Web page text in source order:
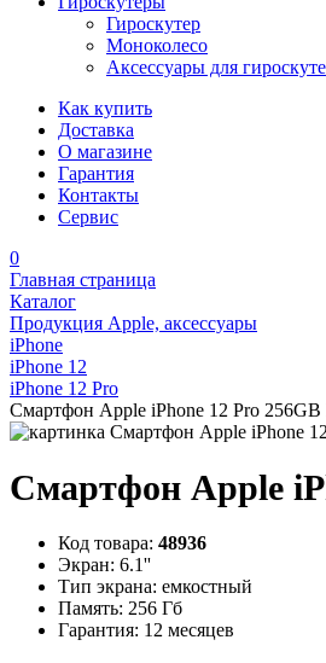
Гироскутер
Моноколесо
Аксессуары для
Как купить
Доставка
О магазине
Гарантия
Контакты
Сервис
0
Главная страница
Каталог
Продукция Apple, аксессуары
iPhone
iPhone 12
iPhone 12 Pro
Смартфон Apple iPhone 12 Pro 256GB
Смартфон Apple
Код товара: 48936
Экран: 6.1''
Тип экрана: емкостный
Память: 256 Гб
Гарантия: 12 месяцев